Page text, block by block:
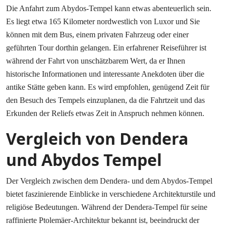
Die Anfahrt zum Abydos-Tempel kann etwas abenteuerlich sein.
Es liegt etwa 165 Kilometer nordwestlich von Luxor und Sie
können mit dem Bus, einem privaten Fahrzeug oder einer
geführten Tour dorthin gelangen. Ein erfahrener Reiseführer ist
während der Fahrt von unschätzbarem Wert, da er Ihnen
historische Informationen und interessante Anekdoten über die
antike Stätte geben kann. Es wird empfohlen, genügend Zeit für
den Besuch des Tempels einzuplanen, da die Fahrtzeit und das
Erkunden der Reliefs etwas Zeit in Anspruch nehmen können.
Vergleich von Dendera
und Abydos Tempel
Der Vergleich zwischen dem Dendera- und dem Abydos-Tempel
bietet faszinierende Einblicke in verschiedene Architekturstile und
religiöse Bedeutungen. Während der Dendera-Tempel für seine
raffinierte Ptolemäer-Architektur bekannt ist, beeindruckt der